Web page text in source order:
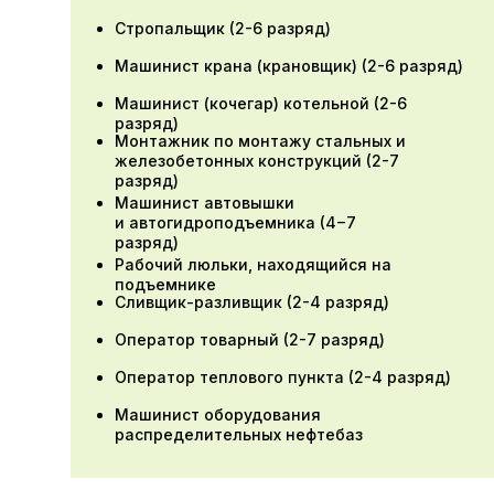
Стропальщик (2-6 разряд)
Машинист (кочегар) котельной (2-6
разряд)
Монтажник по монтажу стальных и
железобетонных конструкций (2-7
разряд)
Машинист автовышки
и автогидроподъемника (4−7
разряд)
Сливщик-разливщик (2-4 разряд)
Оператор товарный (2-7 разряд)
Машинист оборудования
распределительных нефтебаз
Машинист крана (крановщик) (2-6 разряд)
Рабочий люльки, находящийся на
подъемнике
Оператор теплового пункта (2-4 разряд)
Техносферная
Продолжительность обучения:
Документ об окончании:
Диплом о профессиональной
переподготовке
Оставить заявку
О программе:
Программа разработана в соответствии